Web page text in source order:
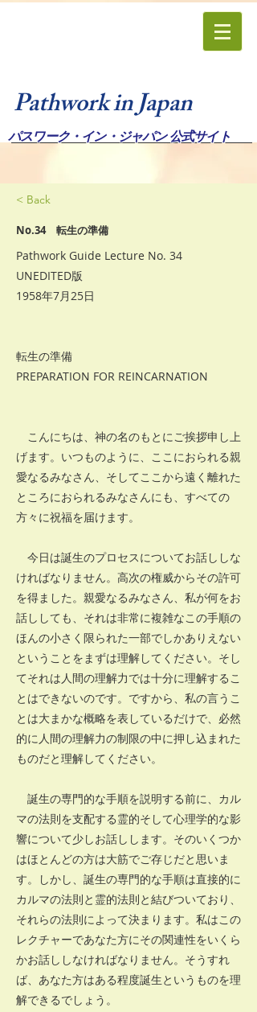
Pathwork in Japan
パスワーク・イン・ジャパン 公式サイト
< Back
No.34 転生の準備
Pathwork Guide Lecture No. 34
UNEDITED版
1958年7月25日
転生の準備
PREPARATION FOR REINCARNATION
こんにちは、神の名のもとにご挨拶申し上
げます。いつものように、ここにおられる親
愛なるみなさん、そしてここから遠く離れた
ところにおられるみなさんにも、すべての
方々に祝福を届けます。
今日は誕生のプロセスについてお話ししな
ければなりません。高次の権威からその許可
を得ました。親愛なるみなさん、私が何をお
話ししても、それは非常に複雑なこの手順の
ほんの小さく限られた一部でしかありえない
ということをまずは理解してください。そし
てそれは人間の理解力では十分に理解するこ
とはできないのです。ですから、私の言うこ
とは大まかな概略を表しているだけで、必然
的に人間の理解力の制限の中に押し込まれた
ものだと理解してください。
誕生の専門的な手順を説明する前に、カル
マの法則を支配する霊的そして心理学的な影
響について少しお話しします。そのいくつか
はほとんどの方は大筋でご存じだと思いま
す。しかし、誕生の専門的な手順は直接的に
カルマの法則と霊的法則と結びついており、
それらの法則によって決まります。私はこの
レクチャーであなた方にその関連性をいくら
かお話ししなければなりません。そうすれ
ば、あなた方はある程度誕生というものを理
解できるでしょう。